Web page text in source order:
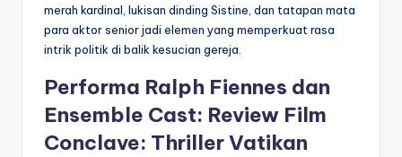
merah kardinal, lukisan dinding Sistine, dan tatapan mata
para aktor senior jadi elemen yang memperkuat rasa
intrik politik di balik kesucian gereja.
Performa Ralph Fiennes dan
Ensemble Cast: Review Film
Conclave: Thriller Vatikan